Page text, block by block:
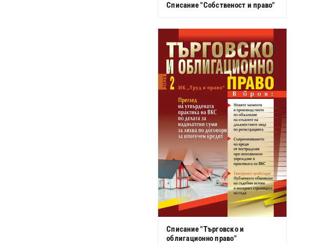
Списание "Собственост и право"
Списание "Търговско и
облигационно право"